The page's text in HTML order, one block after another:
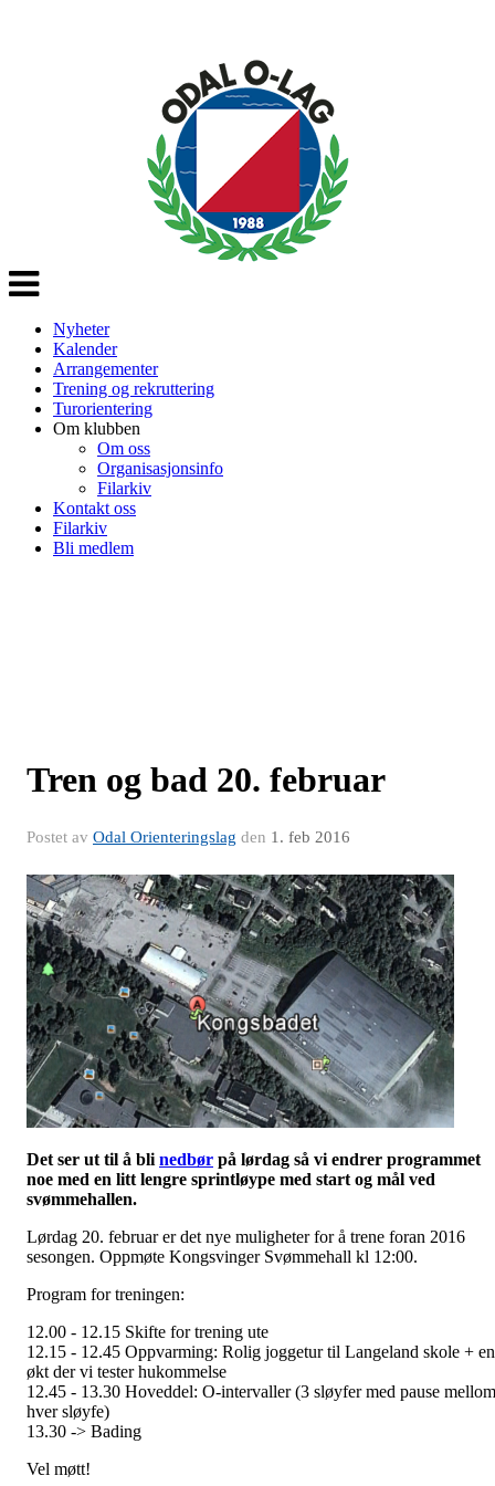
Veksle
navigasjon
Nyheter
Kalender
Arrangementer
Trening og rekruttering
Turorientering
Om klubben
Om oss
Organisasjonsinfo
Filarkiv
Kontakt oss
Filarkiv
Bli medlem
Tren og bad 20. februar
Postet av Odal Orienteringslag den 1. feb 2016
Det ser ut til å bli nedbør på lørdag så vi endrer programmet
noe med en litt lengre sprintløype med start og mål ved
svømmehallen.
Lørdag 20. februar er det nye muligheter for å trene foran 2016
sesongen. Oppmøte Kongsvinger Svømmehall kl 12:00.
Program for treningen:
12.00 - 12.15 Skifte for trening ute
12.15 - 12.45 Oppvarming: Rolig joggetur til Langeland skole + en
økt der vi tester hukommelse
12.45 - 13.30 Hoveddel: O-intervaller (3 sløyfer med pause mellom
hver sløyfe)
13.30 -> Bading
Vel møtt!